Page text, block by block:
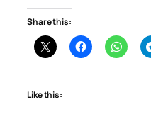
Share this:
Like this: